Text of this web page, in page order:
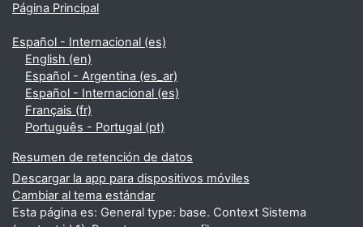
Página Principal
Español - Internacional ‎(es)‎
English ‎(en)‎
Español - Argentina ‎(es_ar)‎
Español - Internacional ‎(es)‎
Français ‎(fr)‎
Português - Portugal ‎(pt)‎
Resumen de retención de datos
Descargar la app para dispositivos móviles
Cambiar al tema estándar
Esta página es: General type: base. Context Sistema